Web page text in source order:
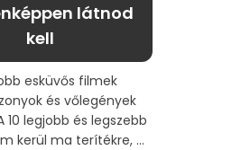
látnod
kell
esküvős filmek
és vőlegények
10 legjobb és legszebb
kerül ma terítékre, ...